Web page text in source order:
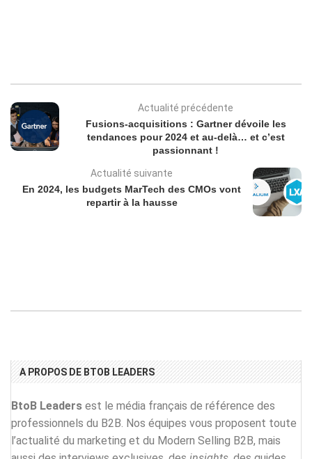
Actualité précédente
Fusions-acquisitions : Gartner dévoile les
tendances pour 2024 et au-delà… et c’est
passionnant !
Actualité suivante
En 2024, les budgets MarTech des CMOs vont
repartir à la hausse
A PROPOS DE BTOB LEADERS
BtoB Leaders est le média français de référence des
professionnels du B2B. Nos équipes vous proposent toute
l’actualité du marketing et du Modern Selling B2B, mais